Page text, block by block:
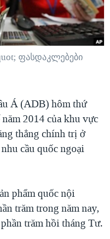
DẢI GAZA
NAM
VIỆT NAM
TRỘM HẢI SÂM
TỪ NÔNG THÔN MỸ
ფასდაკლებები
Á (ADB) hôm thứ
2014 của khu vực
thẳng chính trị ở
cầu quốc ngoại
phẩm quốc nội
trăm trong năm nay,
trăm hồi tháng Tư.